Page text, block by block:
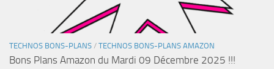
TECHNOS BONS-PLANS / TECHNOS BONS-PLANS AMAZON
Bons Plans Amazon du Mardi 09 Décembre 2025 !!!